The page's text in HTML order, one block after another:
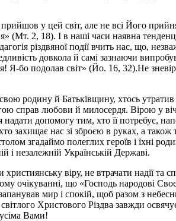
у цей світ, але не всі Його
(Мт. 2, 18). І в наші часи наявна
різдвяної події вчить нас, що,
довкола й самі зазнаючи
Я-бо подолав світ» (Йо. 16, 32).Не
родину й Батьківщину, хтось
справ любови й милосердя. Вірою у
допомогу тим, хто її потребує,
захищає нас зі зброєю в руках, а також
згадаймо полеглих героїв і їхні
і незалежній Українській Державі.
віру, не втрачати надії та
очікуванні, що «Господь народові
мир і спокій, щоб разом з
Христового Різдва завжди
Вами!